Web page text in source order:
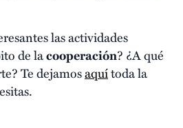
las actividades
de lacooperación? ¿A qué
Te dejamosaquítoda la